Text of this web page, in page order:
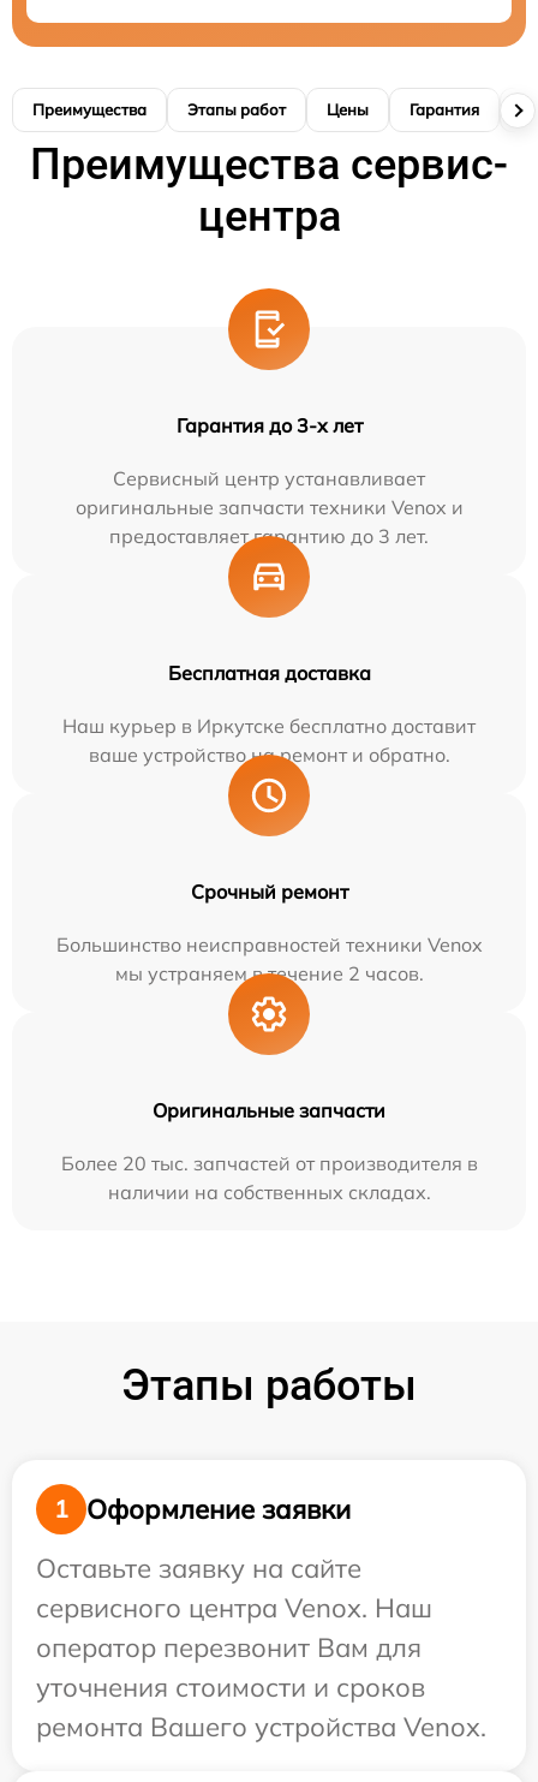
Преимущества Этапы работ Цены Гарантия
Преимущества сервис-
центра
Гарантия до 3-х лет
Сервисный центр устанавливает
оригинальные запчасти техники Venox и
предоставляет гарантию до 3 лет.
Бесплатная доставка
Наш курьер в Иркутске бесплатно доставит
ваше устройство на ремонт и обратно.
Срочный ремонт
Большинство неисправностей техники Venox
мы устраняем в течение 2 часов.
Оригинальные запчасти
Более 20 тыс. запчастей от производителя в
наличии на собственных складах.
Этапы работы
1
Оформление заявки
Оставьте заявку на сайте
сервисного центра Venox. Наш
оператор перезвонит Вам для
уточнения стоимости и сроков
ремонта Вашего устройства Venox.